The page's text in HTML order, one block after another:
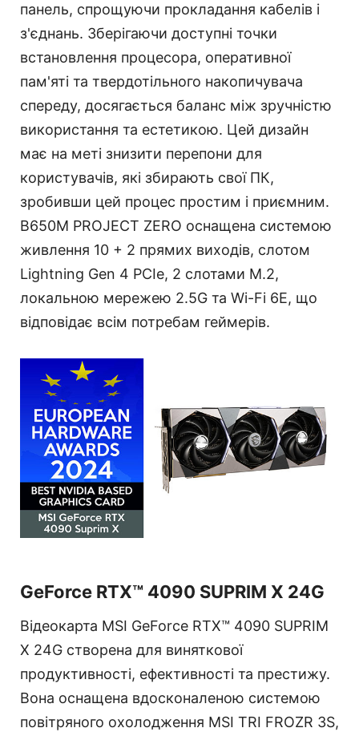
панель, спрощуючи прокладання кабелів і
з'єднань. Зберігаючи доступні точки
встановлення процесора, оперативної
пам'яті та твердотільного накопичувача
спереду, досягається баланс між зручністю
використання та естетикою. Цей дизайн
має на меті знизити перепони для
користувачів, які збирають свої ПК,
зробивши цей процес простим і приємним.
B650M PROJECT ZERO оснащена системою
живлення 10 + 2 прямих виходів, слотом
Lightning Gen 4 PCIe, 2 слотами M.2,
локальною мережею 2.5G та Wi-Fi 6E, що
відповідає всім потребам геймерів.
GeForce RTX™ 4090 SUPRIM X 24G
Відеокарта MSI GeForce RTX™ 4090 SUPRIM
X 24G створена для виняткової
продуктивності, ефективності та престижу.
Вона оснащена вдосконаленою системою
повітряного охолодження MSI TRI FROZR 3S,